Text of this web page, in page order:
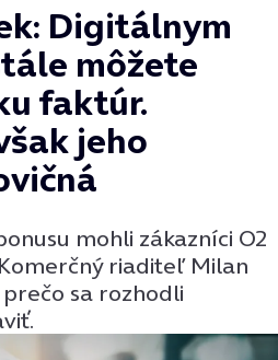
Digitálnym
môžete
faktúr.
jeho
mohli zákazníci O2
riaditeľ Milan
sa rozhodli